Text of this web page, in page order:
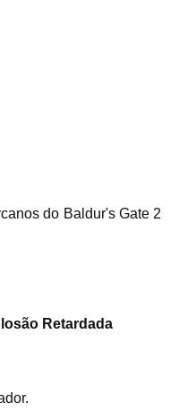
do Baldur's Gate 2
Retardada